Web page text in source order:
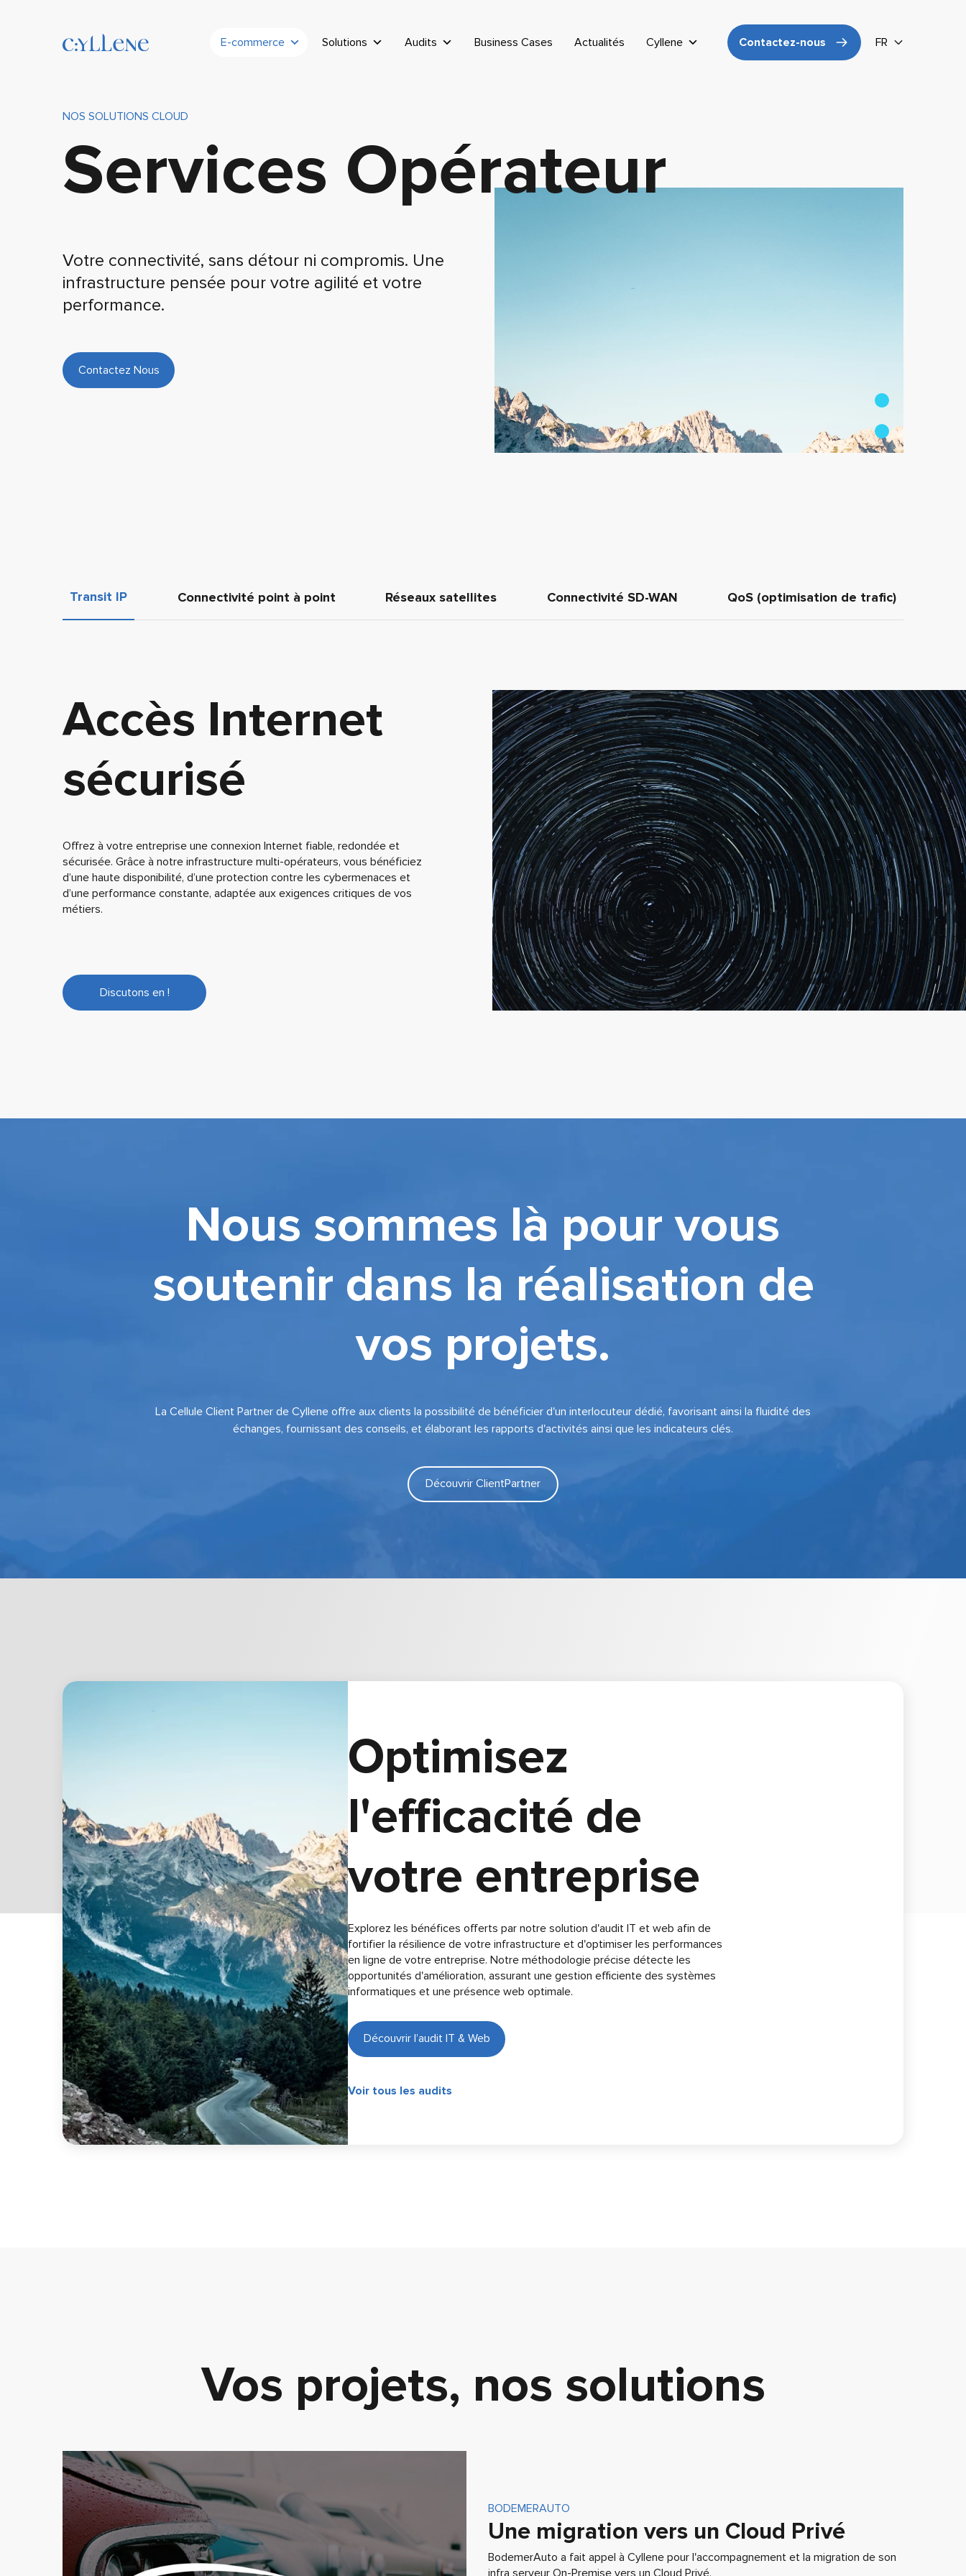
E-commerce Solutions Audits Business Cases Actualités Cyllene Contactez-nous FR
NOS SOLUTIONS CLOUD
Services Opérateur
Votre connectivité, sans détour ni compromis. Une
infrastructure pensée pour votre agilité et votre
performance.
Contactez Nous
Transit IP Connectivité point à point Réseaux satellites Connectivité SD-WAN QoS (optimisation de trafic)
Accès Internet
sécurisé
Offrez à votre entreprise une connexion Internet fiable, redondée et
sécurisée. Grâce à notre infrastructure multi-opérateurs, vous bénéficiez
d’une haute disponibilité, d’une protection contre les cybermenaces et
d’une performance constante, adaptée aux exigences critiques de vos
métiers.
Discutons en !
Nous sommes là pour vous
soutenir dans la réalisation de
vos projets.
La Cellule Client Partner de Cyllene offre aux clients la possibilité de bénéficier d'un interlocuteur dédié, favorisant ainsi la fluidité des
échanges, fournissant des conseils, et élaborant les rapports d'activités ainsi que les indicateurs clés.
Découvrir ClientPartner
Optimisez
l'efficacité de
votre entreprise
Explorez les bénéfices offerts par notre solution d'audit IT et web afin de
fortifier la résilience de votre infrastructure et d'optimiser les performances
en ligne de votre entreprise. Notre méthodologie précise détecte les
opportunités d'amélioration, assurant une gestion efficiente des systèmes
informatiques et une présence web optimale.
Découvrir l’audit IT & Web
Voir tous les audits
Vos projets, nos solutions
BODEMERAUTO
Une migration vers un Cloud Privé
BodemerAuto a fait appel à Cyllene pour l'accompagnement et la migration de son
infra serveur On-Premise vers un Cloud Privé.